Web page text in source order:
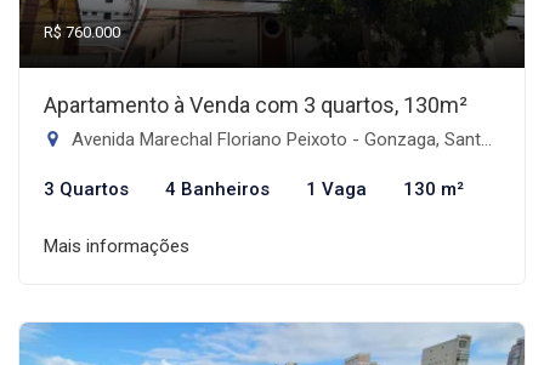
R$ 760.000
Apartamento à Venda com 3 quartos, 130m²
Avenida Marechal Floriano Peixoto - Gonzaga, Santos-SP
3 Quartos 4 Banheiros 1 Vaga 130 m²
Mais informações